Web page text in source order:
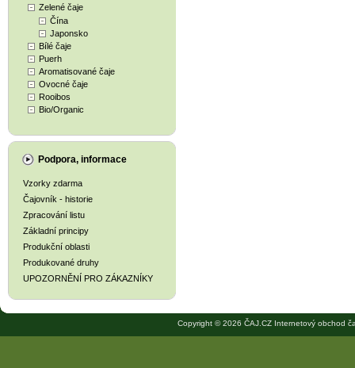
Zelené čaje
Čína
Japonsko
Bílé čaje
Puerh
Aromatisované čaje
Ovocné čaje
Rooibos
Bio/Organic
Podpora, informace
Vzorky zdarma
Čajovník - historie
Zpracování listu
Základní principy
Produkční oblasti
Produkované druhy
UPOZORNĚNÍ PRO ZÁKAZNÍKY
Copyright © 2026 ČAJ.CZ Internetový obchod